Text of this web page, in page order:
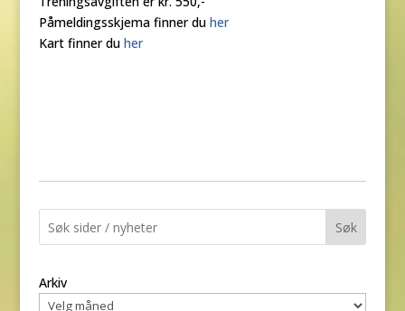
Påmeldingsskjema finner du her
Kart finner du her
Søk
Arkiv